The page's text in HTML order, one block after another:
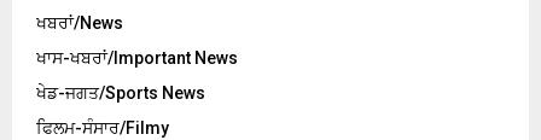
ਖਬਰਾਂ/News
ਖਾਸ-ਖਬਰਾਂ/Important News
ਖੇਡ-ਜਗਤ/Sports News
ਫਿਲਮ-ਸੰਸਾਰ/Filmy